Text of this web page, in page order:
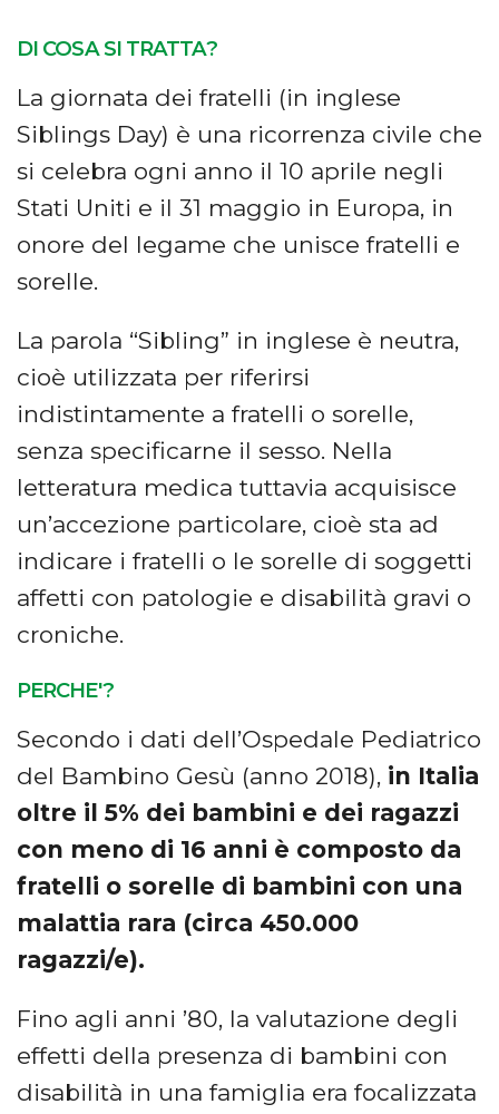
DI COSA SI TRATTA?
La giornata dei fratelli (in inglese
Siblings Day) è una ricorrenza civile che
si celebra ogni anno il 10 aprile negli
Stati Uniti e il 31 maggio in Europa, in
onore del legame che unisce fratelli e
sorelle.
La parola “Sibling” in inglese è neutra,
cioè utilizzata per riferirsi
indistintamente a fratelli o sorelle,
senza specificarne il sesso. Nella
letteratura medica tuttavia acquisisce
un’accezione particolare, cioè sta ad
indicare i fratelli o le sorelle di soggetti
affetti con patologie e disabilità gravi o
croniche.
PERCHE'?
Secondo i dati dell’Ospedale Pediatrico
del Bambino Gesù (anno 2018), in Italia
oltre il 5% dei bambini e dei ragazzi
con meno di 16 anni è composto da
fratelli o sorelle di bambini con una
malattia rara (circa 450.000
ragazzi/e).
Fino agli anni ’80, la valutazione degli
effetti della presenza di bambini con
disabilità in una famiglia era focalizzata